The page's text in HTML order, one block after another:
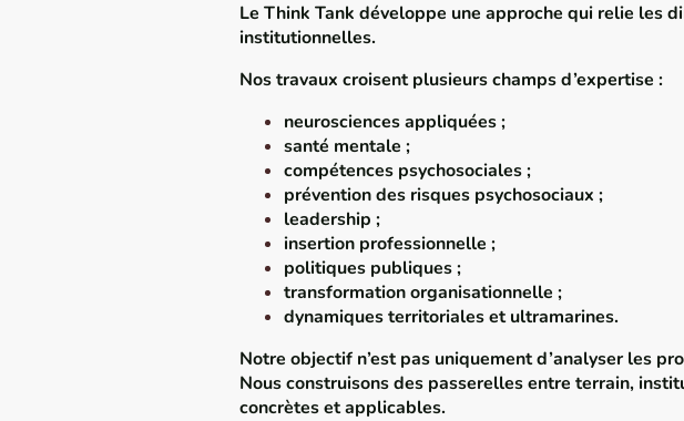
Le Think Tank développe une approche qui relie les
institutionnelles.
Nos travaux croisent plusieurs champs d’expertise :
neurosciences appliquées ;
santé mentale ;
compétences psychosociales ;
prévention des risques psychosociaux ;
leadership ;
insertion professionnelle ;
politiques publiques ;
transformation organisationnelle ;
dynamiques territoriales et ultramarines.
Notre objectif n’est pas uniquement d’analyser les
Nous construisons des passerelles entre terrain,
concrètes et applicables.